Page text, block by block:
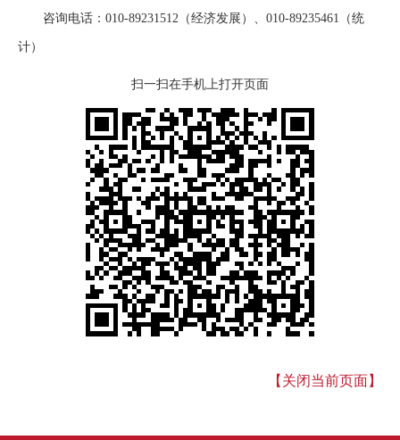
咨询电话：010-89231512（经济发展）、010-89235461（统
计）
扫一扫在手机上打开页面
【关闭当前页面】